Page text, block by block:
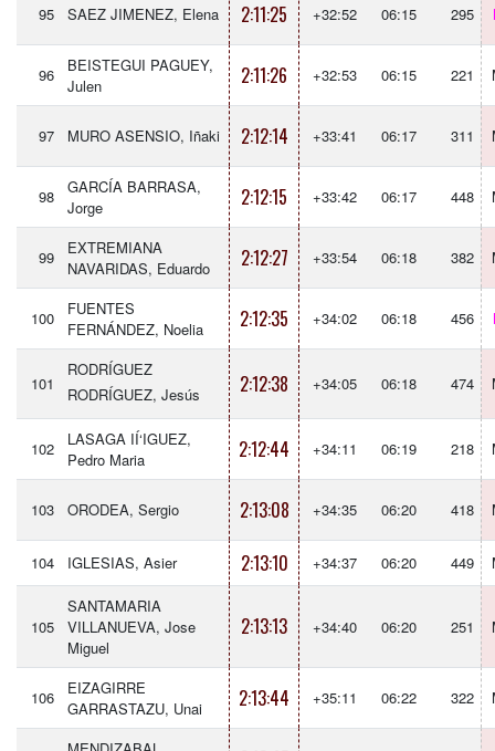
95 SAEZ JIMENEZ, Elena 2:11:25 +32:52 06:15 295
96
BEISTEGUI PAGUEY,
Julen
2:11:26 +32:53 06:15 221
97 MURO ASENSIO, Iñaki 2:12:14 +33:41 06:17 311
98
GARCÍA BARRASA,
Jorge
2:12:15 +33:42 06:17 448
99
EXTREMIANA
NAVARIDAS, Eduardo
2:12:27 +33:54 06:18 382
100
FUENTES
FERNÁNDEZ, Noelia
2:12:35 +34:02 06:18 456
101
RODRÍGUEZ
RODRÍGUEZ, Jesús
2:12:38 +34:05 06:18 474
102
LASAGA IÍ‘IGUEZ,
Pedro Maria
2:12:44 +34:11 06:19 218
103 ORODEA, Sergio 2:13:08 +34:35 06:20 418
104 IGLESIAS, Asier 2:13:10 +34:37 06:20 449
105
SANTAMARIA
VILLANUEVA, Jose
Miguel
2:13:13 +34:40 06:20 251
106
EIZAGIRRE
GARRASTAZU, Unai
2:13:44 +35:11 06:22 322